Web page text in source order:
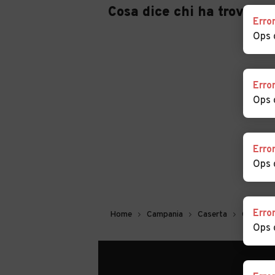
Cosa dice chi ha trovato
Home Campania Caserta
Error
Ops
Error
Ops
Error
Ops
Error
Ops